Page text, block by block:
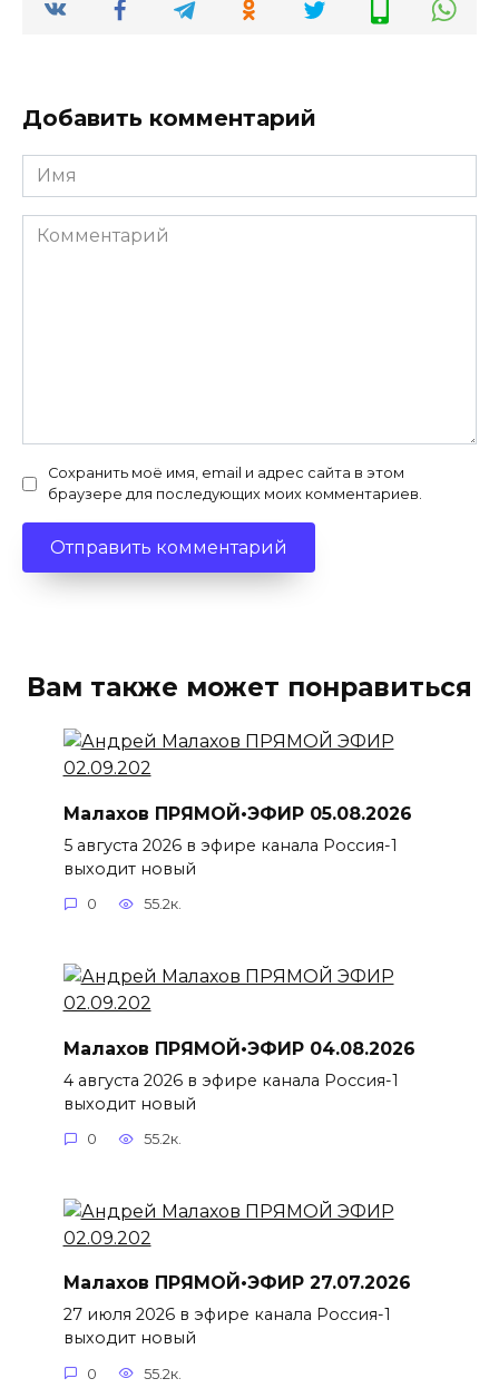
Добавить комментарий
Имя
Комментарий
Сохранить моё имя, email и адрес сайта в этом
браузере для последующих моих комментариев.
Вам также может понравиться
Малахов ПРЯМОЙ•ЭФИР 05.08.2026
5 августа 2026 в эфире канала Россия-1
выходит новый
0 55.2к.
Малахов ПРЯМОЙ•ЭФИР 04.08.2026
4 августа 2026 в эфире канала Россия-1
выходит новый
0 55.2к.
Малахов ПРЯМОЙ•ЭФИР 27.07.2026
27 июля 2026 в эфире канала Россия-1
выходит новый
0 55.2к.